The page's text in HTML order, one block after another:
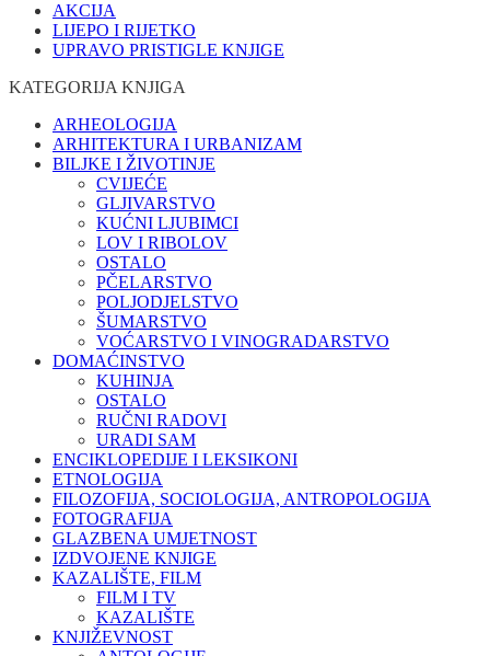
AKCIJA
LIJEPO I RIJETKO
UPRAVO PRISTIGLE KNJIGE
KATEGORIJA KNJIGA
ARHEOLOGIJA
ARHITEKTURA I URBANIZAM
BILJKE I ŽIVOTINJE
CVIJEĆE
GLJIVARSTVO
KUĆNI LJUBIMCI
LOV I RIBOLOV
OSTALO
PČELARSTVO
POLJODJELSTVO
ŠUMARSTVO
VOĆARSTVO I VINOGRADARSTVO
DOMAĆINSTVO
KUHINJA
OSTALO
RUČNI RADOVI
URADI SAM
ENCIKLOPEDIJE I LEKSIKONI
ETNOLOGIJA
FILOZOFIJA, SOCIOLOGIJA, ANTROPOLOGIJA
FOTOGRAFIJA
GLAZBENA UMJETNOST
IZDVOJENE KNJIGE
KAZALIŠTE, FILM
FILM I TV
KAZALIŠTE
KNJIŽEVNOST